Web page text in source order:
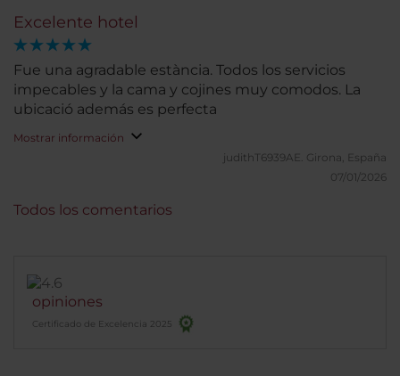
Excelente hotel
Fue una agradable estància. Todos los servicios
impecables y la cama y cojines muy comodos. La
ubicació además es perfecta
Mostrar información
judithT6939AE. Girona, España
07/01/2026
opiniones
Certificado de Excelencia 2025
Todos los comentarios